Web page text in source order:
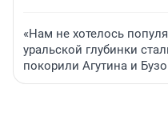
«Нам не хотелось
уральской глубинки
покорили Агутина и